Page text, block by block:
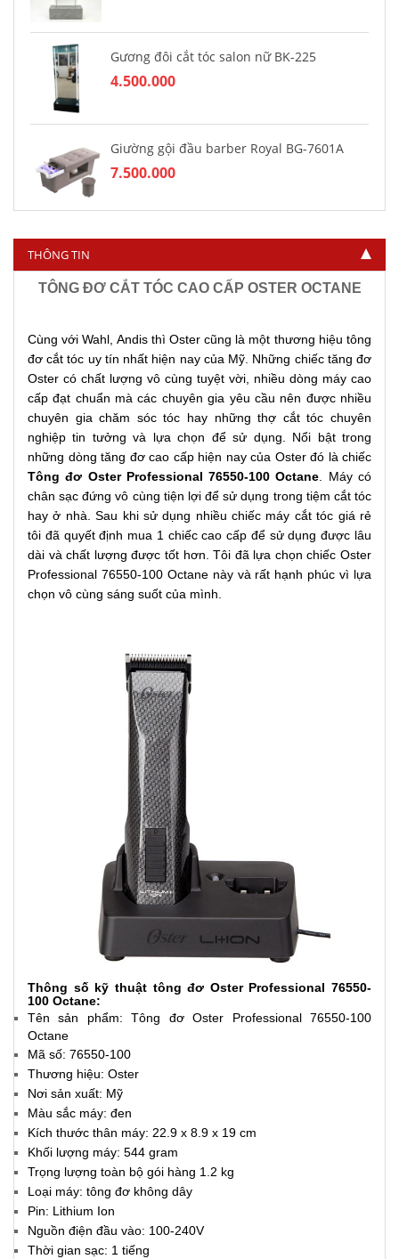
Gương đôi cắt tóc salon nữ BK-225
4.500.000
Giường gội đầu barber Royal BG-7601A
7.500.000
Ghế sofa thư giãn ráy tai cạo mặt SR-10
THÔNG TIN
TÔNG ĐƠ CẮT TÓC CAO CẤP OSTER OCTANE
Cùng với Wahl, Andis thì Oster cũng là một thương hiệu tông
đơ cắt tóc uy tín nhất hiện nay của Mỹ. Những chiếc tăng đơ
Oster có chất lượng vô cùng tuyệt vời, nhiều dòng máy cao
cấp đạt chuẩn mà các chuyên gia yêu cầu nên được nhiều
chuyên gia chăm sóc tóc hay những thợ cắt tóc chuyên
nghiệp tin tưởng và lựa chọn để sử dụng. Nổi bật trong
những dòng tăng đơ cao cấp hiện nay của Oster đó là chiếc
Tông đơ Oster Professional 76550-100 Octane . Máy có
chân sạc đứng vô cùng tiện lợi để sử dụng trong tiệm cắt tóc
hay ở nhà. Sau khi sử dụng nhiều chiếc máy cắt tóc giá rẻ
tôi đã quyết định mua 1 chiếc cao cấp để sử dụng được lâu
dài và chất lượng được tốt hơn. Tôi đã lựa chọn chiếc Oster
Professional 76550-100 Octane này và rất hạnh phúc vì lựa
chọn vô cùng sáng suốt của mình.
Thông số kỹ thuật tông đơ Oster Professional 76550-
100 Octane:
Tên sản phẩm: Tông đơ Oster Professional 76550-100
Octane
Mã số: 76550-100
Thương hiệu: Oster
Nơi sản xuất: Mỹ
Màu sắc máy: đen
Kích thước thân máy: 22.9 x 8.9 x 19 cm
Khối lượng máy: 544 gram
Trọng lượng toàn bộ gói hàng 1.2 kg
Loại máy: tông đơ không dây
Pin: Lithium Ion
Nguồn điện đầu vào: 100-240V
Thời gian sạc: 1 tiếng